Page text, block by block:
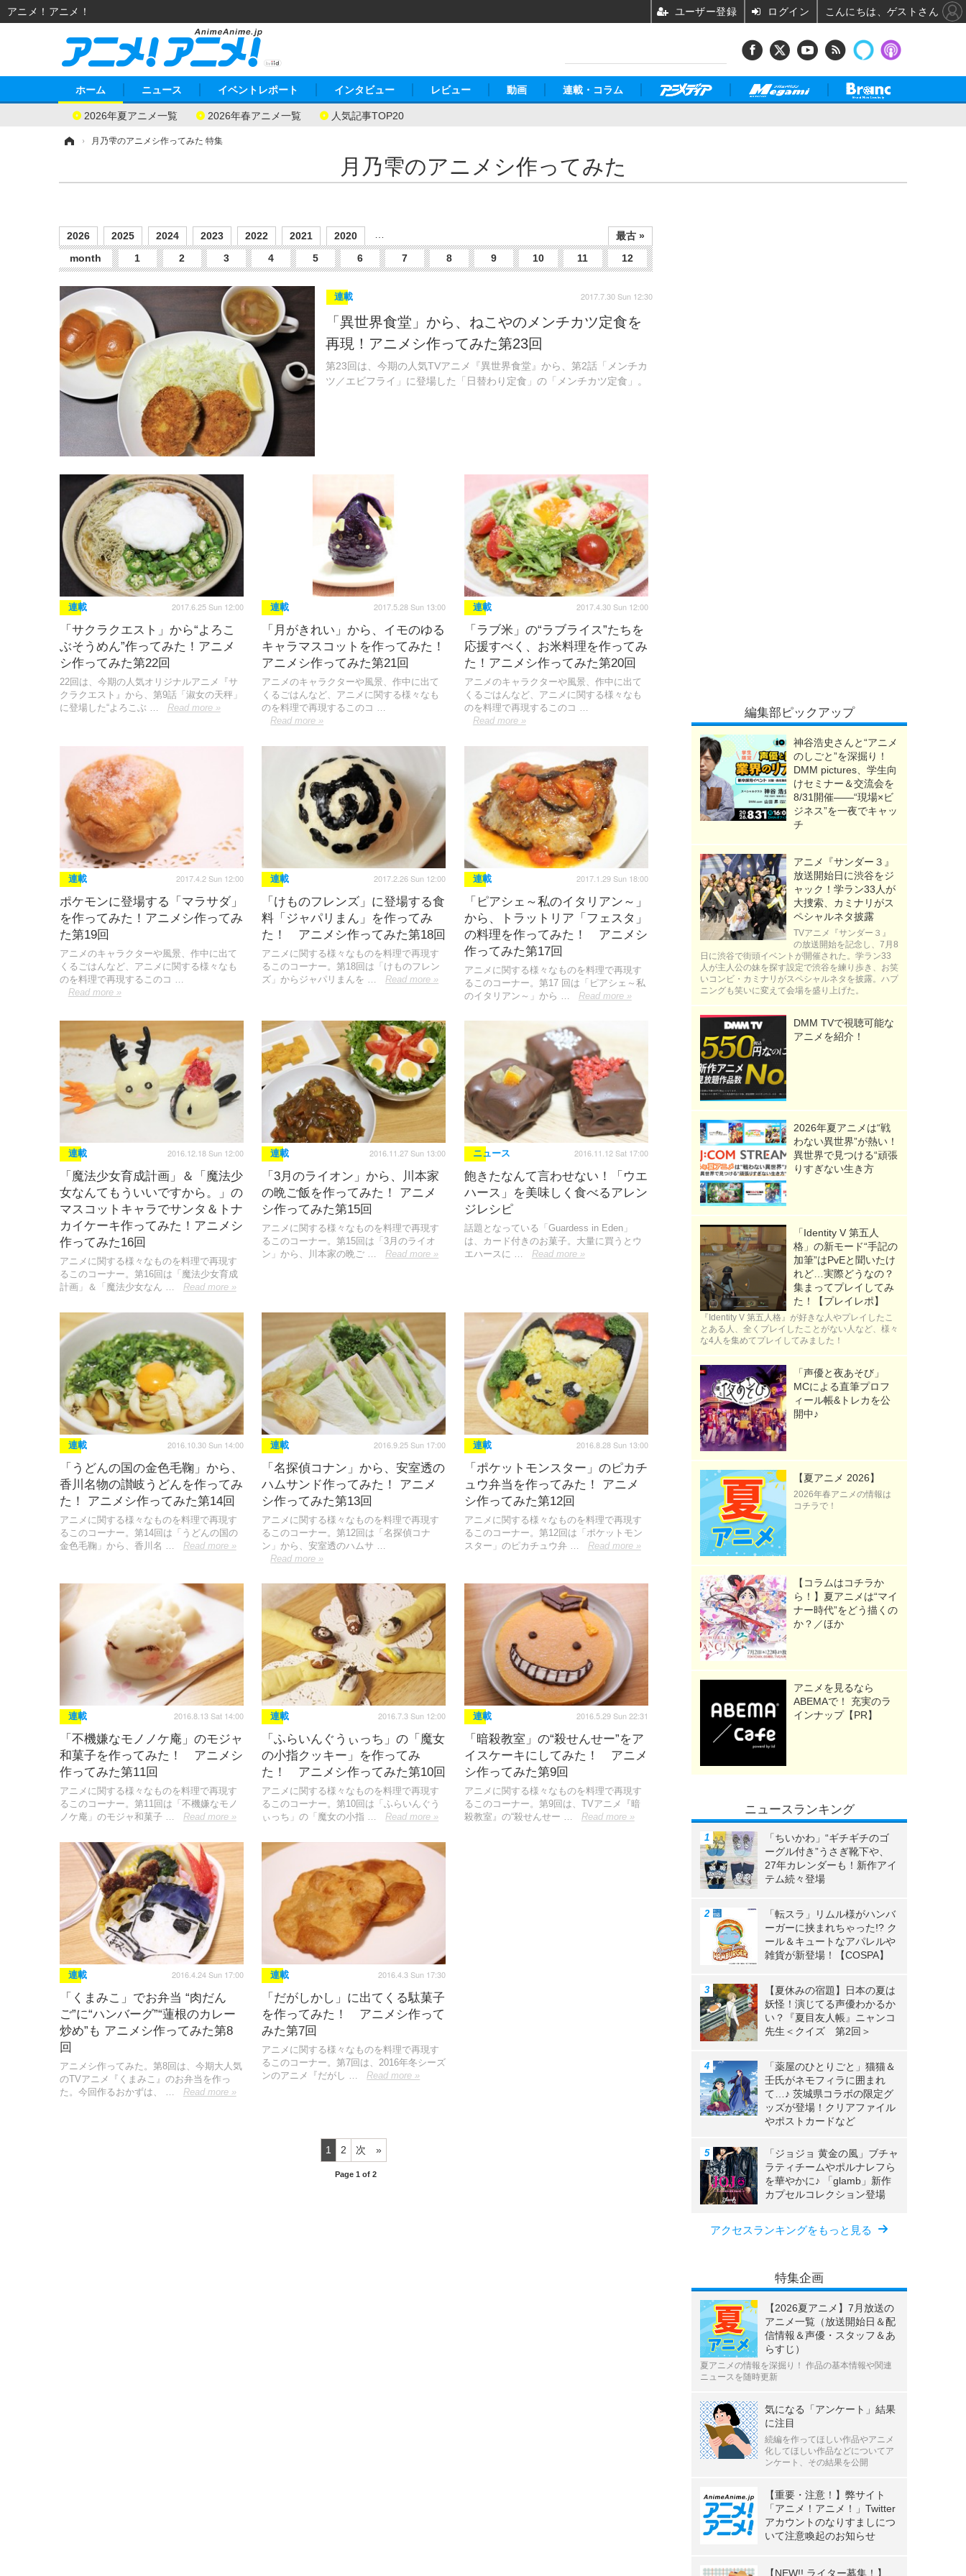
ホーム
2026年夏アニメ一覧 2026年春アニメ一覧 人気記事TOP20
ニュース イベントレポート インタビュー レビュー 動画 連載・コラム
› 月乃雫のアニメシ作ってみた 特集
月乃雫のアニメシ作ってみた
2026 2025 2024 2023 2022 2021 2020
最古 »
month
1 2 3 4 5 6 7 8 9 10 11 12
連載 2017.7.30 Sun 12:30
「異世界食堂」から、ねこやのメンチカツ定食を
再現！アニメシ作ってみた第23回
第23回は、今期の人気TVアニメ『異世界食堂』から、第2話「メンチカ
ツ／エビフライ」に登場した「日替わり定食」の「メンチカツ定食」。
連載 2017.6.25 Sun 12:00
「サクラクエスト」から“よろこ
ぶそうめん”作ってみた！アニメ
シ作ってみた第22回
22回は、今期の人気オリジナルアニメ『サ
クラクエスト』から、第9話「淑女の天秤」
に登場した“よろこぶ …
Read more »
連載 2017.5.28 Sun 13:00
「月がきれい」から、イモのゆる
キャラマスコットを作ってみた！
アニメシ作ってみた第21回
アニメのキャラクターや風景、作中に出て
くるごはんなど、アニメに関する様々なも
のを料理で再現するこのコ …
Read more »
連載 2017.4.30 Sun 12:00
「ラブ米」の“ラブライス”たちを
応援すべく、お米料理を作ってみ
た！アニメシ作ってみた第20回
アニメのキャラクターや風景、作中に出て
くるごはんなど、アニメに関する様々なも
のを料理で再現するこのコ …
Read more »
連載 2017.4.2 Sun 12:00
ポケモンに登場する「マラサダ」
を作ってみた！アニメシ作ってみ
た第19回
アニメのキャラクターや風景、作中に出て
くるごはんなど、アニメに関する様々なも
のを料理で再現するこのコ …
Read more »
連載 2017.2.26 Sun 12:00
「けものフレンズ」に登場する食
料「ジャパリまん」を作ってみ
た！ アニメシ作ってみた第18回
アニメに関する様々なものを料理で再現す
るこのコーナー。第18回は「けものフレン
ズ」からジャパリまんを …
Read more »
連載 2017.1.29 Sun 18:00
「ピアシェ～私のイタリアン～」
から、トラットリア「フェスタ」
の料理を作ってみた！ アニメシ
作ってみた第17回
アニメに関する様々なものを料理で再現す
るこのコーナー。第17 回は「ピアシェ～私
のイタリアン～」から …
Read more »
連載 2016.12.18 Sun 12:00
「魔法少女育成計画」＆「魔法少
女なんてもういいですから。」の
マスコットキャラでサンタ＆トナ
カイケーキ作ってみた！アニメシ
作ってみた16回
アニメに関する様々なものを料理で再現す
るこのコーナー。第16回は「魔法少女育成
計画」＆「魔法少女なん …
Read more »
連載 2016.11.27 Sun 13:00
「3月のライオン」から、川本家
の晩ご飯を作ってみた！ アニメ
シ作ってみた第15回
アニメに関する様々なものを料理で再現す
るこのコーナー。第15回は「3月のライオ
ン」から、川本家の晩ご …
Read more »
ニュース 2016.11.12 Sat 17:00
飽きたなんて言わせない！「ウエ
ハース」を美味しく食べるアレン
ジレシピ
話題となっている「Guardess in Eden」
は、カード付きのお菓子。大量に買うとウ
エハースに …
Read more »
連載 2016.10.30 Sun 14:00
「うどんの国の金色毛鞠」から、
香川名物の讃岐うどんを作ってみ
た！ アニメシ作ってみた第14回
アニメに関する様々なものを料理で再現す
るこのコーナー。第14回は「うどんの国の
金色毛鞠」から、香川名 …
Read more »
連載 2016.9.25 Sun 17:00
「名探偵コナン」から、安室透の
ハムサンド作ってみた！ アニメ
シ作ってみた第13回
アニメに関する様々なものを料理で再現す
るこのコーナー。第12回は「名探偵コナ
ン」から、安室透のハムサ …
Read more »
連載 2016.8.28 Sun 13:00
「ポケットモンスター」のピカチ
ュウ弁当を作ってみた！ アニメ
シ作ってみた第12回
アニメに関する様々なものを料理で再現す
るこのコーナー。第12回は「ポケットモン
スター」のピカチュウ弁 …
Read more »
連載 2016.8.13 Sat 14:00
「不機嫌なモノノケ庵」のモジャ
和菓子を作ってみた！ アニメシ
作ってみた第11回
アニメに関する様々なものを料理で再現す
るこのコーナー。第11回は「不機嫌なモノ
ノケ庵」のモジャ和菓子 …
Read more »
連載 2016.7.3 Sun 12:00
「ふらいんぐうぃっち」の「魔女
の小指クッキー」を作ってみ
た！ アニメシ作ってみた第10回
アニメに関する様々なものを料理で再現す
るこのコーナー。第10回は「ふらいんぐう
ぃっち」の「魔女の小指 …
Read more »
連載 2016.5.29 Sun 22:31
「暗殺教室」の“殺せんせー”をア
イスケーキにしてみた！ アニメ
シ作ってみた第9回
アニメに関する様々なものを料理で再現す
るこのコーナー。第9回は、TVアニメ『暗
殺教室』の“殺せんせー …
Read more »
連載 2016.4.24 Sun 17:00
「くまみこ」でお弁当 “肉だん
ご”に“ハンバーグ”“蓮根のカレー
炒め”も アニメシ作ってみた第8
回
アニメシ作ってみた。第8回は、今期大人気
のTVアニメ『くまみこ』のお弁当を作っ
た。今回作るおかずは、 …
Read more »
連載 2016.4.3 Sun 17:30
「だがしかし」に出てくる駄菓子
を作ってみた！ アニメシ作って
みた第7回
アニメに関する様々なものを料理で再現す
るこのコーナー。第7回は、2016年冬シーズ
ンのアニメ『だがし …
Read more »
1 2 次
Page 1 of 2
編集部ピックアップ
神谷浩史さんと“アニメ
のしごと”を深掘り！
DMM pictures、学生向
けセミナー＆交流会を
8/31開催――“現場×ビ
ジネス”を一夜でキャッ
チ
アニメ『サンダー３』
放送開始日に渋谷をジ
ャック！学ラン33人が
大捜索、カミナリがス
ペシャルネタ披露
TVアニメ『サンダー３』
の放送開始を記念し、7月8
日に渋谷で街頭イベントが開催された。学ラン33
人が主人公の妹を探す設定で渋谷を練り歩き、お笑
いコンビ・カミナリがスペシャルネタを披露。ハプ
ニングも笑いに変えて会場を盛り上げた。
DMM TVで視聴可能な
アニメを紹介！
2026年夏アニメは“戦
わない異世界”が熱い！
異世界で見つける“頑張
りすぎない生き方
「Identity V 第五人
格」の新モード“手記の
加筆”はPvEと聞いたけ
れど…実際どうなの？
集まってプレイしてみ
た！【プレイレポ】
『Identity V 第五人格』が好きな人やプレイしたこ
とある人、全くプレイしたことがない人など、様々
な4人を集めてプレイしてみました！
「声優と夜あそび」
MCによる直筆プロフ
ィール帳&トレカを公
開中♪
【夏アニメ 2026】
2026年春アニメの情報は
コチラで！
【コラムはコチラか
ら！】夏アニメは“マイ
ナー時代”をどう描くの
か？／ほか
アニメを見るなら
ABEMAで！ 充実のラ
インナップ【PR】
ニュースランキング
「ちいかわ」“ギチギチのゴ
ーグル付き”うさぎ靴下や、
27年カレンダーも！新作アイ
テム続々登場
「転スラ」リムル様がハンバ
ーガーに挟まれちゃった!? ク
ール＆キュートなアパレルや
雑貨が新登場！【COSPA】
【夏休みの宿題】日本の夏は
妖怪！演じてる声優わかるか
い？『夏目友人帳』ニャンコ
先生＜クイズ 第2回＞
「薬屋のひとりごと」猫猫＆
壬氏がネモフィラに囲まれ
て…♪ 茨城県コラボの限定グ
ッズが登場！クリアファイル
やポストカードなど
「ジョジョ 黄金の風」ブチャ
ラティチームやポルナレフら
を華やかに♪ 「glamb」新作
カプセルコレクション登場
アクセスランキングをもっと見る
特集企画
【2026夏アニメ】7月放送の
アニメ一覧（放送開始日＆配
信情報＆声優・スタッフ＆あ
らすじ）
夏アニメの情報を深掘り！ 作品の基本情報や関連
ニュースを随時更新
気になる「アンケート」結果
に注目
続編を作ってほしい作品やアニメ
化してほしい作品などについてア
ンケート、その結果を公開
【重要・注意！】弊サイト
「アニメ！アニメ！」Twitter
アカウントのなりすましにつ
いて注意喚起のお知らせ
【NEW!! ライター募集！】
アニメ！アニメ！ ユーザー登録 ログイン こんにちは、ゲストさん